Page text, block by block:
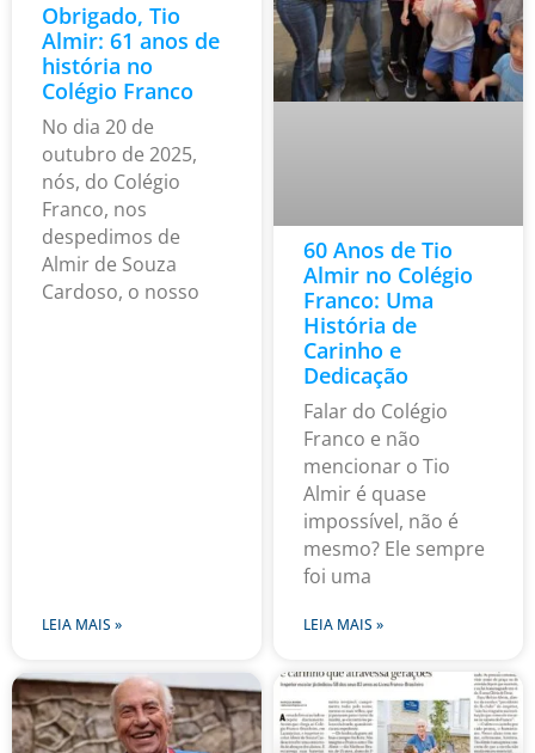
Obrigado, Tio
Almir: 61 anos de
história no
Colégio Franco
No dia 20 de
outubro de 2025,
nós, do Colégio
Franco, nos
despedimos de
Almir de Souza
Cardoso, o nosso
LEIA MAIS »
60 Anos de Tio
Almir no Colégio
Franco: Uma
História de
Carinho e
Dedicação
Falar do Colégio
Franco e não
mencionar o Tio
Almir é quase
impossível, não é
mesmo? Ele sempre
foi uma
LEIA MAIS »